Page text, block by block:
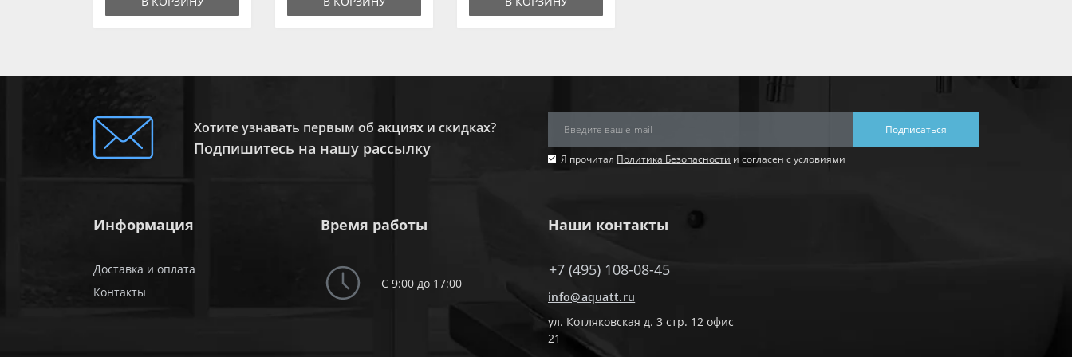
Хотите узнавать первым об акциях и скидках?
Подпишитесь на нашу рассылку
Подписаться
Я прочитал Политика Безопасности и согласен с условиями
Информация
Доставка и оплата
Контакты
Время работы
С 9:00 до 17:00
Наши контакты
+7 (495) 108-08-45
info@aquatt.ru
ул. Котляковская д. 3 стр. 12 офис
21